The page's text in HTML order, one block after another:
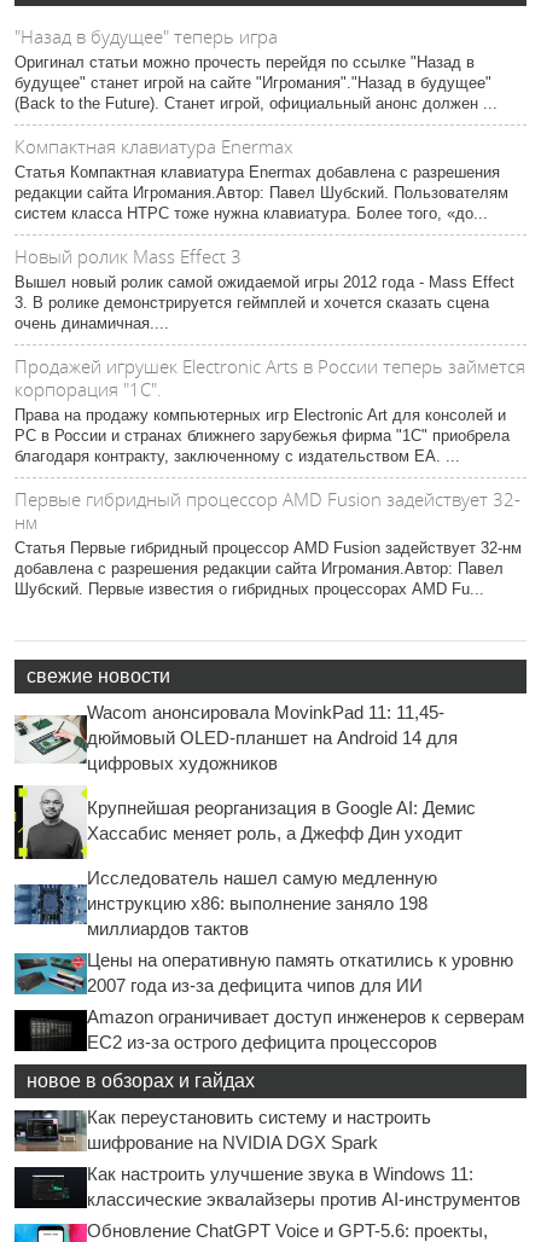
"Назад в будущее" теперь игра
Оригинал статьи можно прочесть перейдя по ссылке "Назад в
будущее" станет игрой на сайте "Игромания"."Назад в будущее"
(Back to the Future). Станет игрой, официальный анонс должен ...
Компактная клавиатура Enermax
Статья Компактная клавиатура Enermax добавлена с разрешения
редакции сайта Игромания.Автор: Павел Шубский. Пользователям
систем класса HTPC тоже нужна клавиатура. Более того, «до...
Новый ролик Mass Effect 3
Вышел новый ролик самой ожидаемой игры 2012 года - Mass Effect
3. В ролике демонстрируется геймплей и хочется сказать сцена
очень динамичная....
Продажей игрушек Electronic Arts в России теперь займется
корпорация "1С".
Права на продажу компьютерных игр Electronic Art для консолей и
PC в России и странах ближнего зарубежья фирма "1С" приобрела
благодаря контракту, заключенному с издательством EA. ...
Первые гибридный процессор AMD Fusion задействует 32-
нм
Статья Первые гибридный процессор AMD Fusion задействует 32-нм
добавлена с разрешения редакции сайта Игромания.Автор: Павел
Шубский. Первые известия о гибридных процессорах AMD Fu...
свежие новости
Wacom анонсировала MovinkPad 11: 11,45-
дюймовый OLED-планшет на Android 14 для
цифровых художников
Крупнейшая реорганизация в Google AI: Демис
Хассабис меняет роль, а Джефф Дин уходит
Исследователь нашел самую медленную
инструкцию x86: выполнение заняло 198
миллиардов тактов
Цены на оперативную память откатились к уровню
2007 года из-за дефицита чипов для ИИ
Amazon ограничивает доступ инженеров к серверам
EC2 из-за острого дефицита процессоров
новое в обзорах и гайдах
Как переустановить систему и настроить
шифрование на NVIDIA DGX Spark
Как настроить улучшение звука в Windows 11:
классические эквалайзеры против AI-инструментов
Обновление ChatGPT Voice и GPT-5.6: проекты,